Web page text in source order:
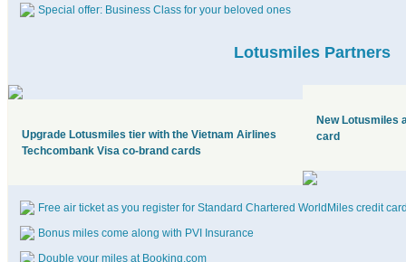
Special offer: Business Class for your beloved ones
Lotusmiles Partners
Upgrade Lotusmiles tier with the Vietnam Airlines
Techcombank Visa co-brand cards
New Lotusmiles
card
Free air ticket as you register for Standard Chartered WorldMiles credit
Bonus miles come along with PVI Insurance
Double your miles at Booking.com